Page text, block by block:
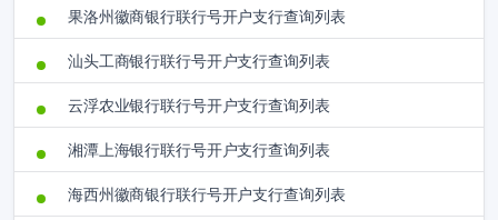
果洛州徽商银行联行号开户支行查询列表
汕头工商银行联行号开户支行查询列表
云浮农业银行联行号开户支行查询列表
湘潭上海银行联行号开户支行查询列表
海西州徽商银行联行号开户支行查询列表